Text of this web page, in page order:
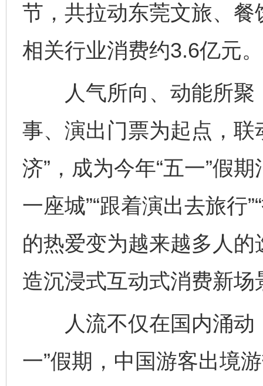
节，共拉动东莞文旅、
相关行业消费约3.6亿元。
人气所向、动能所聚
事、演出门票为起点，联
济”，成为今年“五一”假
一座城”“跟着演出去旅行
的热爱变为越来越多人
造沉浸式互动式消费新
人流不仅在国内涌动
一”假期，中国游客出境